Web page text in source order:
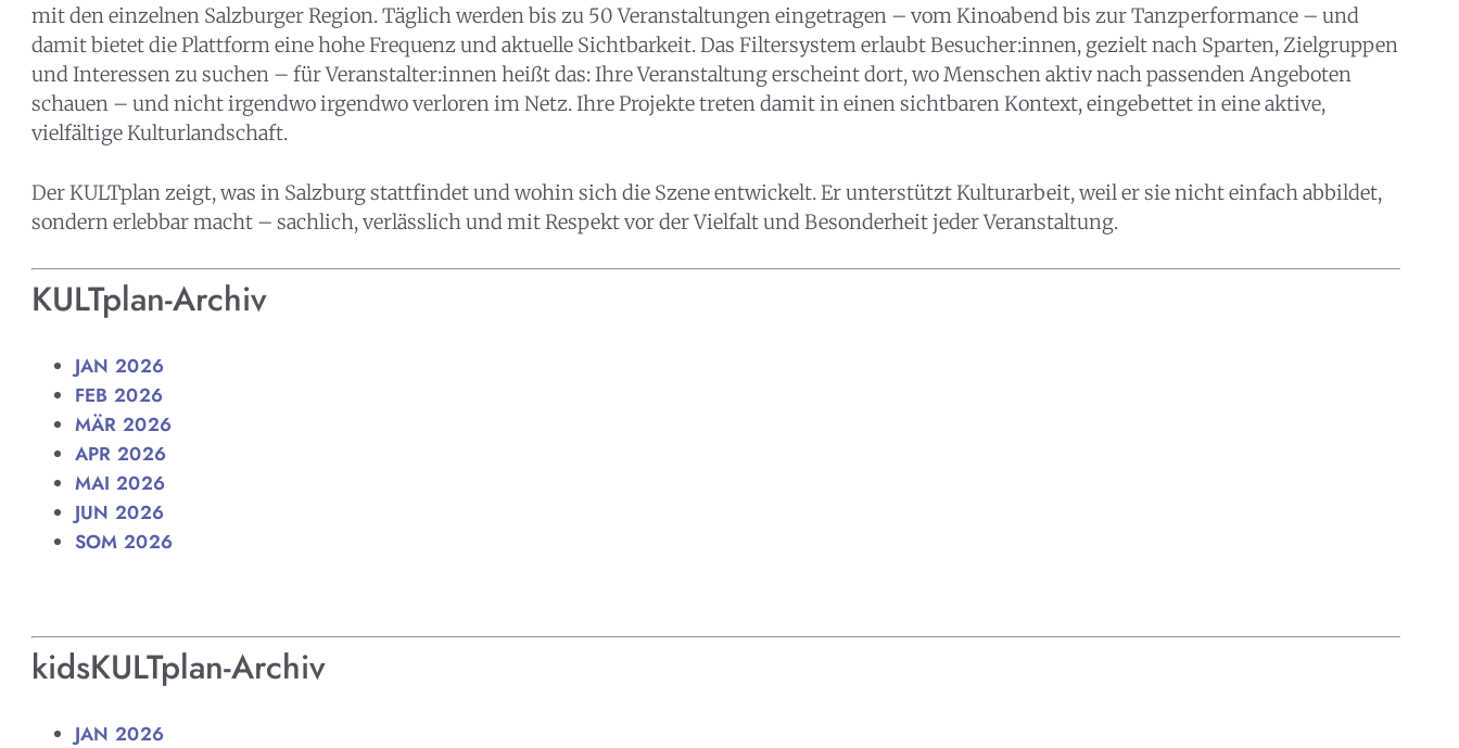
mit den einzelnen Salzburger Region. Täglich werden bis zu 50 Veranstaltungen eingetragen – vom Kinoabend bis zur Tanzperformance – und
damit bietet die Plattform eine hohe Frequenz und aktuelle Sichtbarkeit. Das Filtersystem erlaubt Besucher:innen, gezielt nach Sparten, Zielgruppen
und Interessen zu suchen – für Veranstalter:innen heißt das: Ihre Veranstaltung erscheint dort, wo Menschen aktiv nach passenden Angeboten
schauen – und nicht irgendwo irgendwo verloren im Netz. Ihre Projekte treten damit in einen sichtbaren Kontext, eingebettet in eine aktive,
vielfältige Kulturlandschaft.
Der KULTplan zeigt, was in Salzburg stattfindet und wohin sich die Szene entwickelt. Er unterstützt Kulturarbeit, weil er sie nicht einfach abbildet,
sondern erlebbar macht – sachlich, verlässlich und mit Respekt vor der Vielfalt und Besonderheit jeder Veranstaltung.
KULTplan-Archiv
JAN 2026
FEB 2026
MÄR 2026
APR 2026
MAI 2026
JUN 2026
SOM 2026
kidsKULTplan-Archiv
JAN 2026
KULTplan ABO
Finde täglich bis zu 50 Veranstaltungen in Stadt und Land
Salzburg. Ob Kino, Theater, Literatur oder Musik bei uns findest du
Kultur-Programm für Menschen von 0-99.